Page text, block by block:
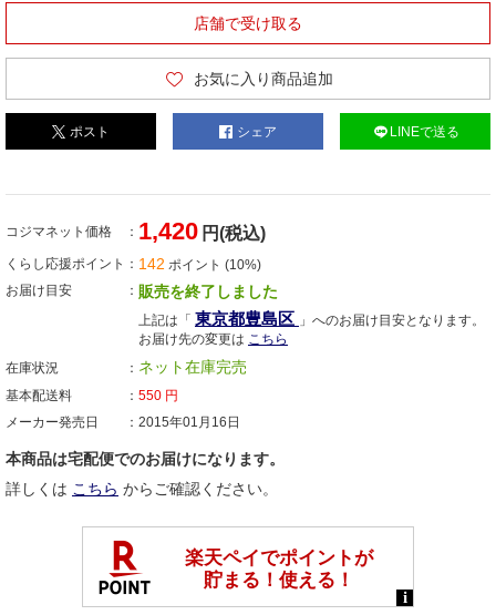
店舗で受け取る
お気に入り商品追加
ポスト シェア LINEで送る
コジマネット価格 1,420 円(税込)
くらし応援ポイント 142 ポイント (10%)
お届け目安
販売を終了しました
上記は「 東京都豊島区 」へのお届け目安となります。
お届け先の変更は こちら
在庫状況
ネット在庫完売
基本配送料 550 円
メーカー発売日
2015年01月16日
本商品は宅配便でのお届けになります。
詳しくは こちら からご確認ください。